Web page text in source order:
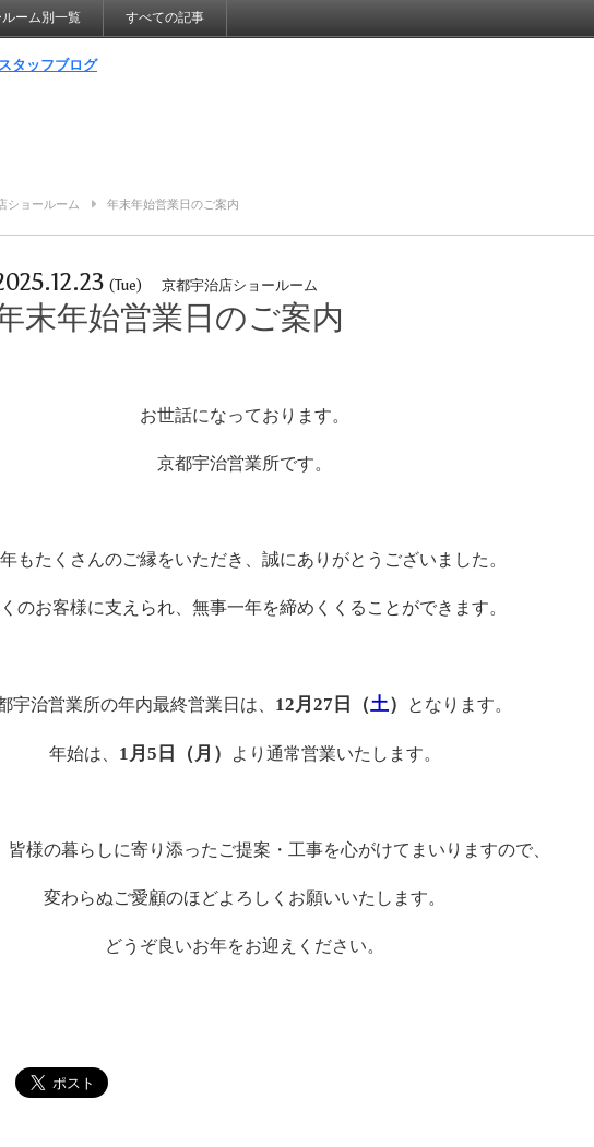
ーム別一覧 すべての記事
ショールーム 年末年始営業日のご案内
(Tue) 京都宇治店ショールーム
末年始営業日のご案内
お世話になっております。
京都宇治営業所です。
もたくさんのご縁をいただき、誠にありがとうございました。
のお客様に支えられ、無事一年を締めくくることができます。
宇治営業所の年内最終営業日は、 12月27日（土） となります。
年始は、 1月5日（月） より通常営業いたします。
皆様の暮らしに寄り添ったご提案・工事を心がけてまいりますので、
変わらぬご愛顧のほどよろしくお願いいたします。
どうぞ良いお年をお迎えください。